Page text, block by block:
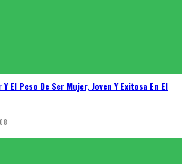
El Peso De Ser Mujer, Joven Y Exitosa En El